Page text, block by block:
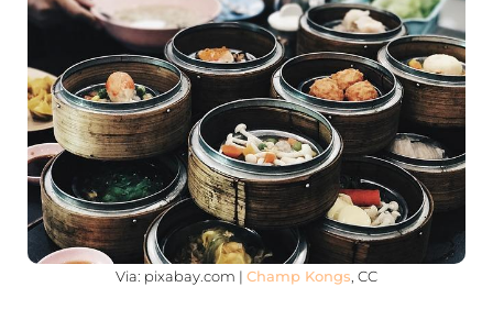
Via: pixabay.com | Champ Kongs , CC